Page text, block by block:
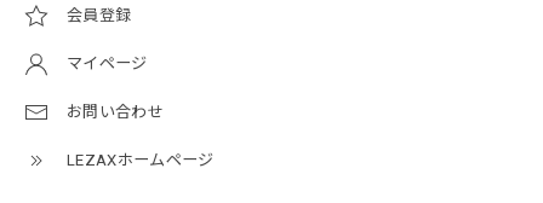
会員登録
マイページ
お問い合わせ
LEZAXホームページ